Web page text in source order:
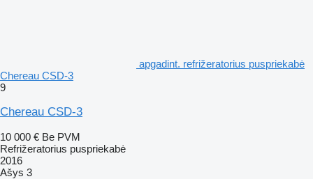
apgadint. refrižeratorius puspriekabė
Chereau CSD-3
9
Chereau CSD-3
10 000 € Be PVM
Refrižeratorius puspriekabė
2016
Ašys 3